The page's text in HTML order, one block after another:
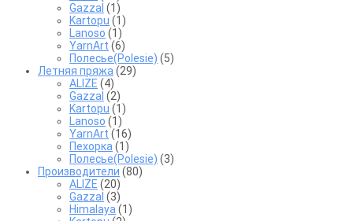
Gazzal (1)
Kartopu (1)
Lanoso (1)
YarnArt (6)
Полесье(Polesie) (5)
Летняя пряжа (29)
ALIZE (4)
Gazzal (2)
Kartopu (1)
Lanoso (1)
YarnArt (16)
Пехорка (1)
Полесье(Polesie) (3)
Производители (80)
ALIZE (20)
Gazzal (3)
Himalaya (1)